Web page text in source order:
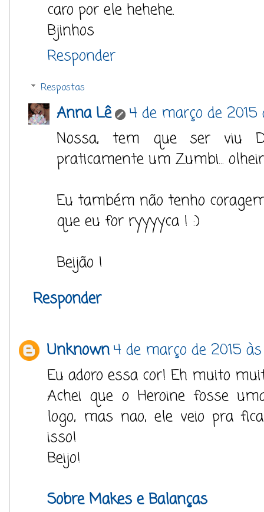
caro por ele hehehe.
Bjinhos
Responder
Respostas
Anna Lê
4 de março de 2015
Nossa, tem que ser viu
praticamente um Zumbi...
Eu também não tenho
que eu for ryyyyca ! :)
Beijão !
Responder
Unknown4 de março de 2015
Eu adoro essa cor! Eh muito
Achei que o Heroine fosse
logo, mas nao, ele veio pra
isso!
Beijo!
Sobre Makes e Balanças